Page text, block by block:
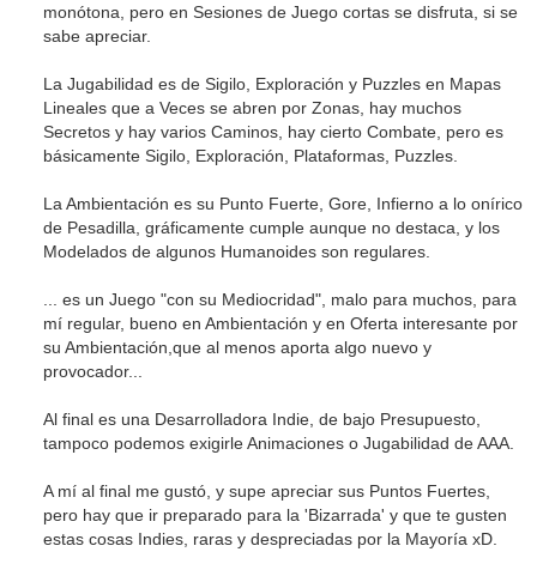
monótona, pero en Sesiones de Juego cortas se disfruta, si se
sabe apreciar.
La Jugabilidad es de Sigilo, Exploración y Puzzles en Mapas
Lineales que a Veces se abren por Zonas, hay muchos
Secretos y hay varios Caminos, hay cierto Combate, pero es
básicamente Sigilo, Exploración, Plataformas, Puzzles.
La Ambientación es su Punto Fuerte, Gore, Infierno a lo onírico
de Pesadilla, gráficamente cumple aunque no destaca, y los
Modelados de algunos Humanoides son regulares.
... es un Juego "con su Mediocridad", malo para muchos, para
mí regular, bueno en Ambientación y en Oferta interesante por
su Ambientación,que al menos aporta algo nuevo y
provocador...
Al final es una Desarrolladora Indie, de bajo Presupuesto,
tampoco podemos exigirle Animaciones o Jugabilidad de AAA.
A mí al final me gustó, y supe apreciar sus Puntos Fuertes,
pero hay que ir preparado para la 'Bizarrada' y que te gusten
estas cosas Indies, raras y despreciadas por la Mayoría xD.